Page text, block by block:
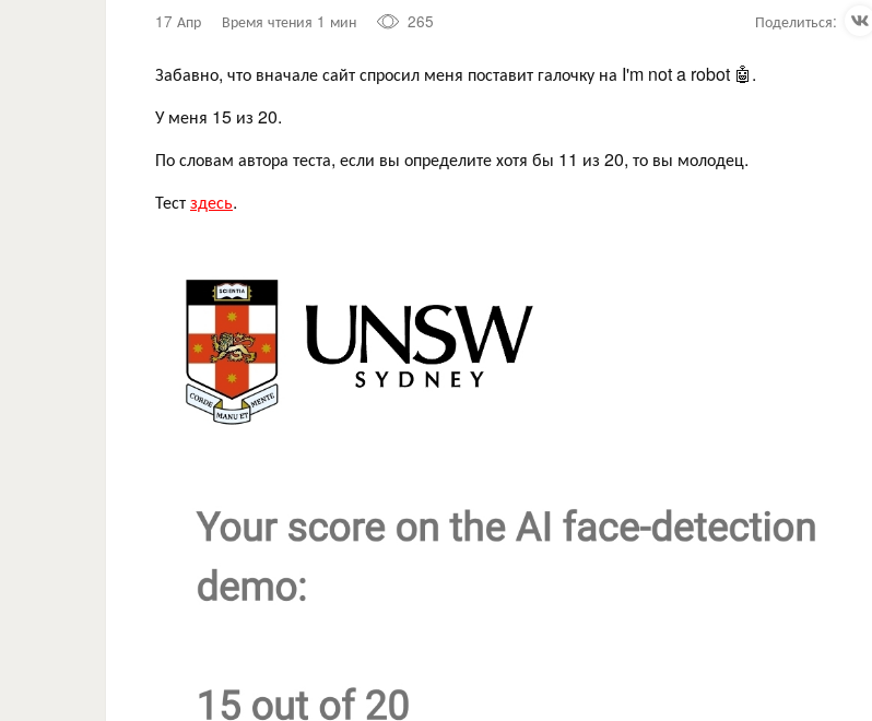
17 Апр Время чтения 1 мин 265 Поделиться:
Забавно, что вначале сайт спросил меня поставит галочку на I'm not a robot 🤖.
У меня 15 из 20.
По словам автора теста, если вы определите хотя бы 11 из 20, то вы молодец.
Тестздесь.